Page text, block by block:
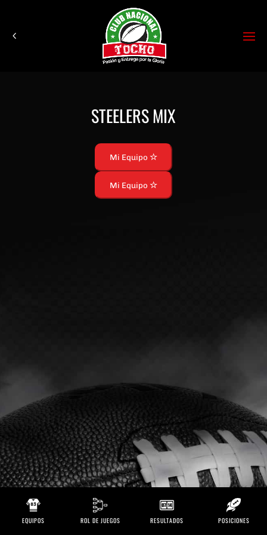
STEELERS MIX
Mi Equipo
Mi Equipo
EQUIPOS ROL DE JUEGOS RESULTADOS POSICIONES